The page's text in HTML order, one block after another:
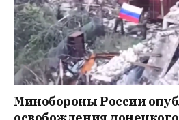
Минобороны России